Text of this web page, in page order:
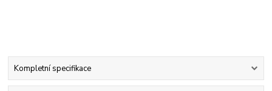
Kompletní specifikace